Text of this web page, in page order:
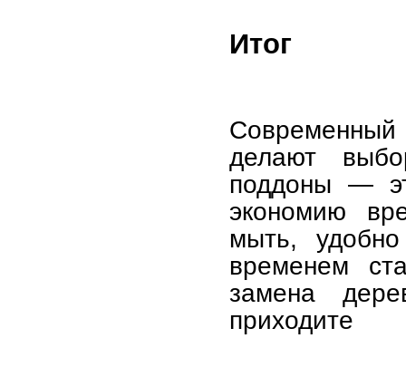
Итог
делают
поддоны —
экономию
мыть,
временем
замена
приходите